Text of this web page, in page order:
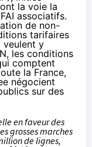
la voie la
FAI associatifs.
de non-
tarifaires
veulent y
les conditions
comptent
la France,
négocient
sur des
en faveur des
grosses marches
de lignes,